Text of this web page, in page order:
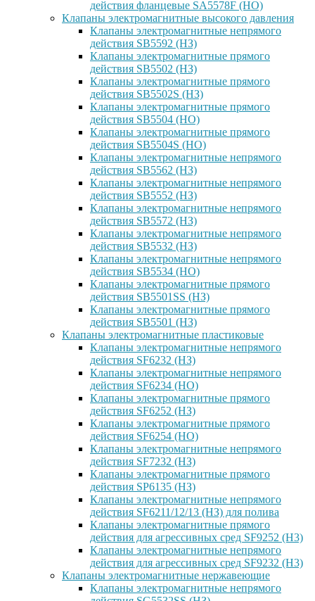
действия фланцевые SA5578F (НО)
Клапаны электромагнитные высокого давления
Клапаны электромагнитные непрямого
действия SB5592 (НЗ)
Клапаны электромагнитные прямого
действия SB5502 (НЗ)
Клапаны электромагнитные прямого
действия SB5502S (НЗ)
Клапаны электромагнитные прямого
действия SB5504 (НО)
Клапаны электромагнитные прямого
действия SB5504S (НО)
Клапаны электромагнитные непрямого
действия SB5562 (НЗ)
Клапаны электромагнитные непрямого
действия SB5552 (НЗ)
Клапаны электромагнитные непрямого
действия SB5572 (НЗ)
Клапаны электромагнитные непрямого
действия SB5532 (НЗ)
Клапаны электромагнитные непрямого
действия SB5534 (НО)
Клапаны электромагнитные прямого
действия SB5501SS (НЗ)
Клапаны электромагнитные прямого
действия SB5501 (НЗ)
Клапаны электромагнитные пластиковые
Клапаны электромагнитные непрямого
действия SF6232 (НЗ)
Клапаны электромагнитные непрямого
действия SF6234 (НО)
Клапаны электромагнитные прямого
действия SF6252 (НЗ)
Клапаны электромагнитные прямого
действия SF6254 (НО)
Клапаны электромагнитные непрямого
действия SF7232 (НЗ)
Клапаны электромагнитные прямого
действия SP6135 (НЗ)
Клапаны электромагнитные непрямого
действия SF6211/12/13 (НЗ) для полива
Клапаны электромагнитные прямого
действия для агрессивных сред SF9252 (H3)
Клапаны электромагнитные непрямого
действия для агрессивных сред SF9232 (H3)
Клапаны электромагнитные нержавеющие
Клапаны электромагнитные непрямого